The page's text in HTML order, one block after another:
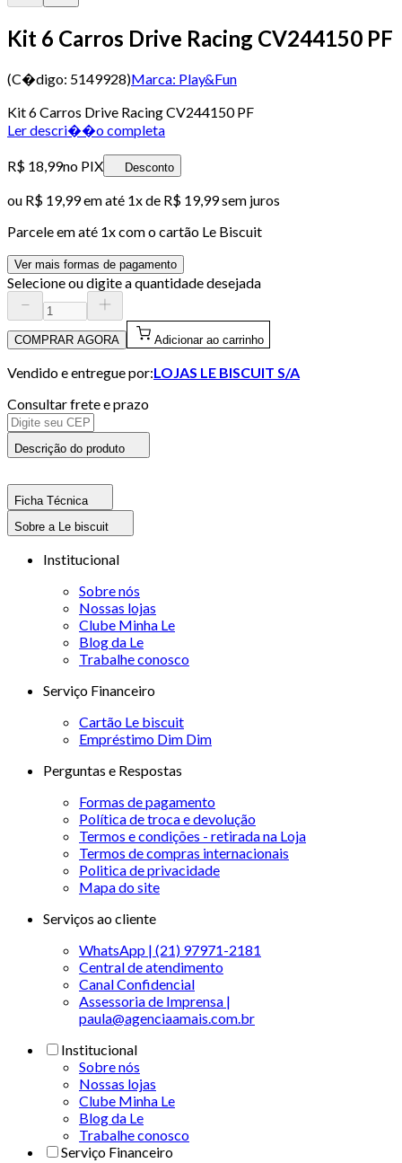
Kit 6 Carros Drive Racing CV244150 PF
(C�digo: 5149928)Marca: Play&Fun
Kit 6 Carros Drive Racing CV244150 PF
Ler descri��o completa
R$ 18,99no PIX Desconto
ou R$ 19,99em até 1x de R$ 19,99sem juros
Parcele em até 1x com o cartão Le Biscuit
Ver mais formas de pagamento
Selecione ou digite a quantidade desejada
COMPRAR AGORA Adicionar ao carrinho
Vendido e entregue por:LOJAS LE BISCUIT S/A
Consultar frete e prazo
Descrição do produto
Ficha Técnica
Sobre a Le biscuit
Institucional
Sobre nós
Nossas lojas
Clube Minha Le
Blog da Le
Trabalhe conosco
Serviço Financeiro
Cartão Le biscuit
Empréstimo Dim Dim
Perguntas e Respostas
Formas de pagamento
Política de troca e devolução
Termos e condições - retirada na Loja
Termos de compras internacionais
Politica de privacidade
Mapa do site
Serviços ao cliente
WhatsApp | (21) 97971-2181
Central de atendimento
Canal Confidencial
Assessoria de Imprensa |
paula@agenciaamais.com.br
Institucional
Sobre nós
Nossas lojas
Clube Minha Le
Blog da Le
Trabalhe conosco
Serviço Financeiro